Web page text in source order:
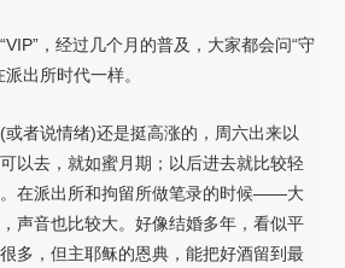
，经过几个月的普及，大家都会问“守
出所时代一样。
者说情绪)还是挺高涨的，周六出来以
以去，就如蜜月期；以后进去就比较轻
在派出所和拘留所做笔录的时候——大
声音也比较大。好像结婚多年，看似平
多，但主耶稣的恩典，能把好酒留到最